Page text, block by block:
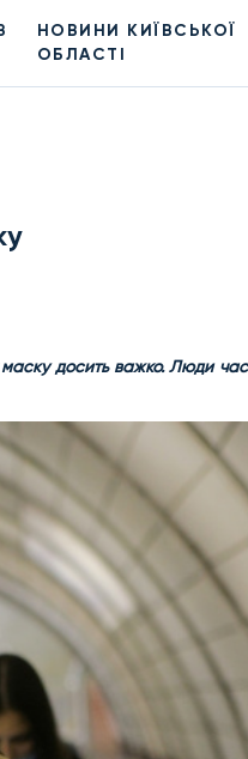
НОВИНИ КИЇВСЬКОЇ
ОБЛАСТІ
досить важко. Люди